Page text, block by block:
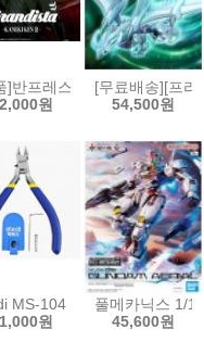
페른
전 MAXIMATIC 피규어 후
]반프레스토 그란디스타 도
원
[무료배송][프라
54,500원
XH16A 삼국지 전위
사단 베디비어
MS-104 보급형 싱글 블레
원
풀메카닉스 1/
45,600원